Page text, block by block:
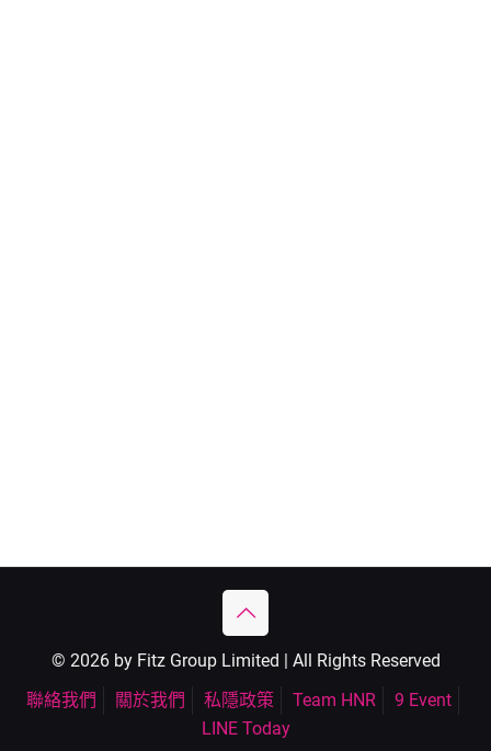
© 2026 by Fitz Group Limited | All Rights Reserved
聯絡我們
關於我們 私隱政策 Team HNR
9 Event
LINE Today